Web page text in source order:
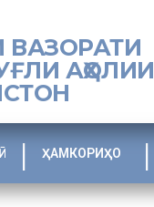
ВАЗОРАТИ
АҲОЛИИ
ҲАМКОРИҲО